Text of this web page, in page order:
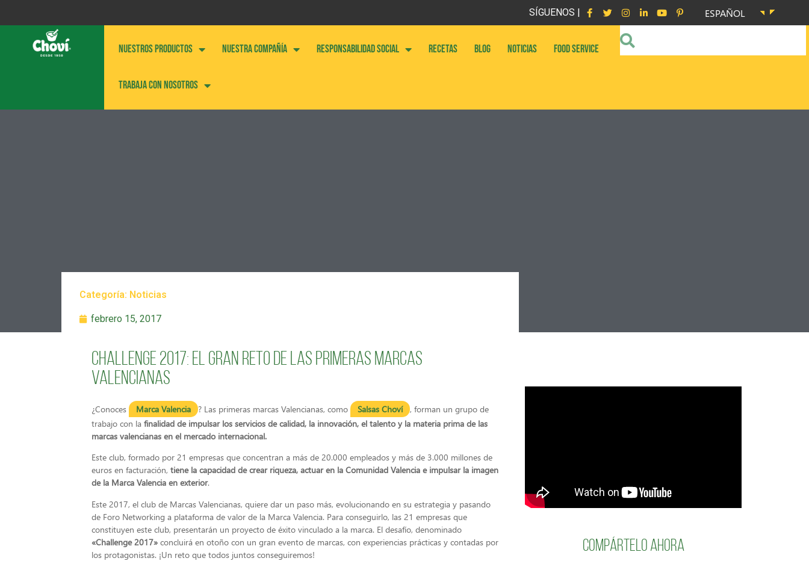
SÍGUENOS | ESPAÑOL
NUESTROS PRODUCTOS NUESTRA COMPAÑÍA RESPONSABILIDAD SOCIAL RECETAS BLOG NOTICIAS FOOD SERVICE
Trabaja con nosotros
Categoría: Noticias
febrero 15, 2017
Challenge 2017: El gran reto de las primeras marcas
valencianas
¿Conoces Marca Valencia ? Las primeras marcas Valencianas, como Salsas Choví
, forman un grupo de
trabajo con la finalidad de impulsar los servicios de calidad, la innovación, el talento y la materia prima de las
marcas valencianas en el mercado internacional.
Este club, formado por 21 empresas que concentran a más de 20.000 empleados y más de 3.000 millones de
euros en facturación, tiene la capacidad de crear riqueza, actuar en la Comunidad Valencia e impulsar la imagen
de la Marca Valencia en exterior.
Este 2017, el club de Marcas Valencianas, quiere dar un paso más, evolucionando en su estrategia y pasando
de Foro Networking a plataforma de valor de la Marca Valencia. Para conseguirlo, las 21 empresas que
constituyen este club, presentarán un proyecto de éxito vinculado a la marca. El desafío, denominado
«Challenge 2017» concluirá en otoño con un gran evento de marcas, con experiencias prácticas y contadas por
los protagonistas. ¡Un reto que todos juntos conseguiremos!
Compártelo ahora